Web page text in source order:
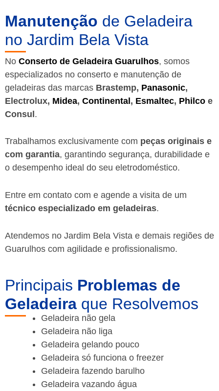
Manutenção de Geladeira
no Jardim Bela Vista
No Conserto de Geladeira Guarulhos, somos
especializados no conserto e manutenção de
geladeiras das marcas Brastemp, Panasonic,
Electrolux, Midea, Continental, Esmaltec, Philco e
Consul.
Trabalhamos exclusivamente com peças originais e
com garantia, garantindo segurança, durabilidade e
o desempenho ideal do seu eletrodoméstico.
Entre em contato com e agende a visita de um
técnico especializado em geladeiras.
Atendemos no Jardim Bela Vista e demais regiões de
Guarulhos com agilidade e profissionalismo.
Principais Problemas de
Geladeira que Resolvemos
Geladeira não gela
Geladeira não liga
Geladeira gelando pouco
Geladeira só funciona o freezer
Geladeira fazendo barulho
Geladeira vazando água